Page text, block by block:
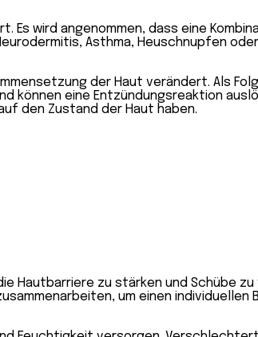
wird angenommen, dass eine
Asthma, Heuschnupfen
der Haut verändert. Als
eine Entzündungsreaktion
den Zustand der Haut haben.
Hautbarriere zu stärken und Schübe
um einen